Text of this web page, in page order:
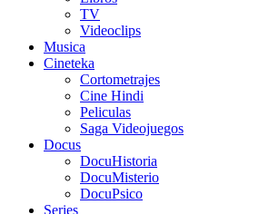
TV
Videoclips
Musica
Cineteka
Cortometrajes
Cine Hindi
Peliculas
Saga Videojuegos
Docus
DocuHistoria
DocuMisterio
DocuPsico
Series